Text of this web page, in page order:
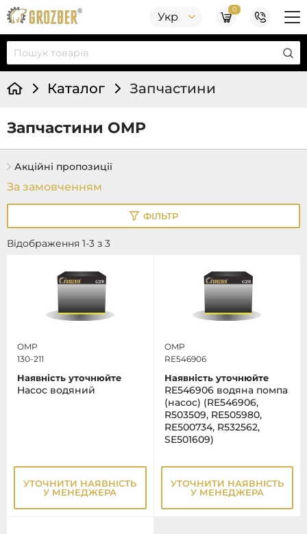
Укр
0
Каталог Запчастини
Запчастини OMP
Акційні пропозиції
Відображення 1-3 з 3
ФІЛЬТР
OMP
130-211
Наявність уточнюйте
Насос водяний
УТОЧНИТИ НАЯВНІСТЬ
У МЕНЕДЖЕРА
OMP
RE546906
Наявність уточнюйте
RE546906 водяна помпа
(насос) (RE546906,
R503509, RE505980,
RE500734, R532562,
SE501609)
УТОЧНИТИ НАЯВНІСТЬ
У МЕНЕДЖЕРА